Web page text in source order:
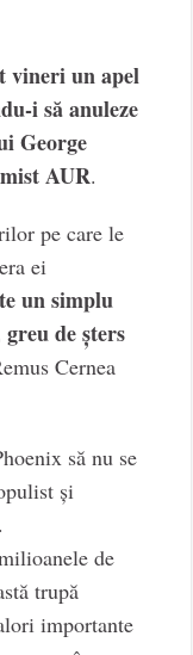
vineri un apel
i să anuleze
George
AUR.
pe care le
ei
un simplu
de șters
Cernea
să nu se
și
de
trupă
importante